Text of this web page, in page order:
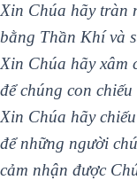
Xin Chúa hãy tràn
bằng Thần Khí và
Xin Chúa hãy xâm
để chúng con
Xin Chúa hãy
để những người
cảm nhận được